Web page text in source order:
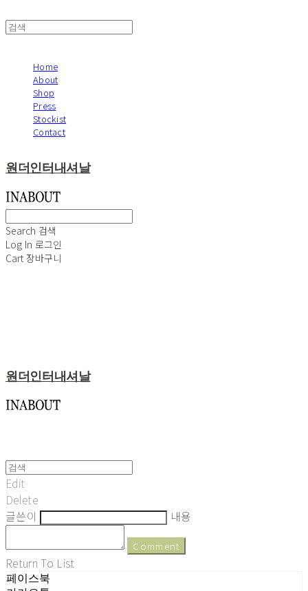
Home
About
Shop
Press
Stockist
Contact
원더인터내셔날
Search 검색
Log In 로그인
Cart 장바구니
원더인터내셔날
Edit
Delete
글쓴이
내용
Comment
Return To List
페이스북